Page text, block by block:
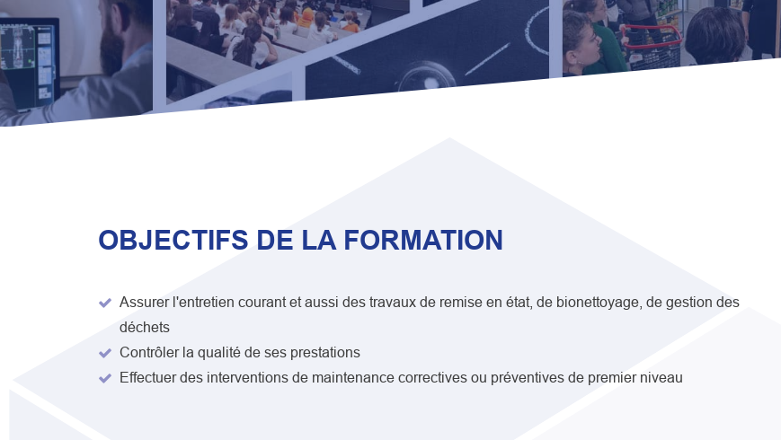
OBJECTIFS DE LA FORMATION
Assurer l'entretien courant et aussi des travaux de remise en état, de bionettoyage, de gestion des
déchets
Contrôler la qualité de ses prestations
Effectuer des interventions de maintenance correctives ou préventives de premier niveau